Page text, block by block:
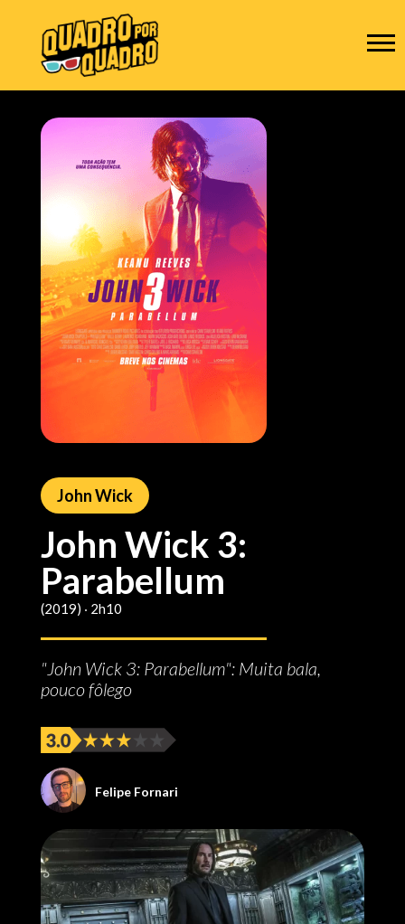
John Wick
John Wick 3:
Parabellum
(2019) ‧ 2h10
"John Wick 3: Parabellum": Muita bala,
pouco fôlego
Felipe Fornari